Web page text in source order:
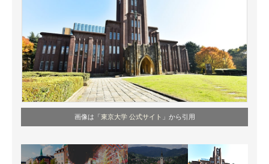
画像は「 東京大学 公式サイト 」から引用